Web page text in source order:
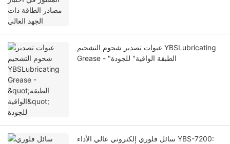
عبوات تصدير شحوم التشحيم YBSLubricating
Grease - "الطبقة الواقية" للجودة
سائل فلوري إلكتروني عالي الأداء YBS-7200: